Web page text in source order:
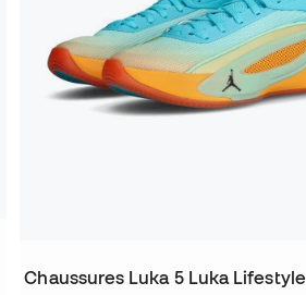
Chaussures Luka 5 Luka Lifestyle